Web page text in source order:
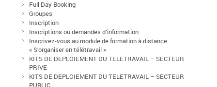
Full Day Booking
Groupes
Inscription
Inscriptions ou demandes d’information
Inscrivez-vous au module de formation à distance
« S’organiser en télétravail »
KITS DE DEPLOIEMENT DU TELETRAVAIL – SECTEUR
PRIVE
KITS DE DEPLOIEMENT DU TELETRAVAIL – SECTEUR
PUBLIC